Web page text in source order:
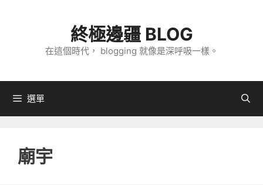
內
終極邊疆 BLOG
在這個時代， blogging 就像是深呼吸一樣。
選單
廟宇